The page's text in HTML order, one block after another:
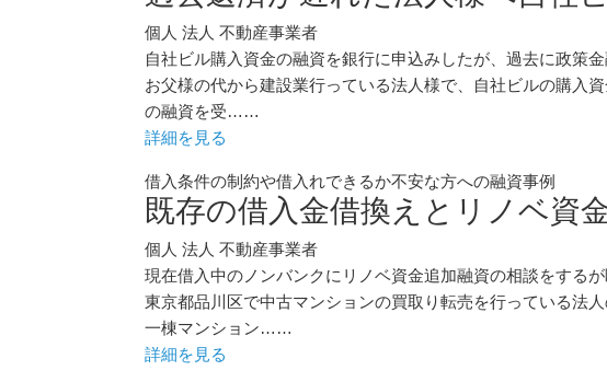
個人 法人 不動産事業者
自社ビル購入資金の融資を銀行に申込みしたが、過去に政策
お父様の代から建設業行っている法人様で、自社ビルの購入
の融資を受……
詳細を見る
借入条件の制約や借入れできるか不安な方への融資事例
既存の借入金借換えとリノベ資
個人 法人 不動産事業者
現在借入中のノンバンクにリノベ資金追加融資の相談をする
東京都品川区で中古マンションの買取り転売を行っている法
一棟マンション……
詳細を見る